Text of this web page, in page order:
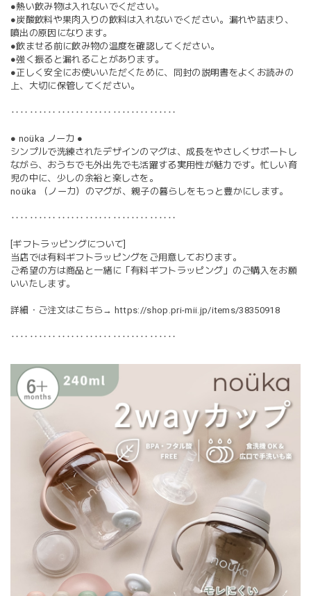
●熱い飲み物は入れないでください。
●炭酸飲料や果肉入りの飲料は入れないでください。漏れや詰まり、
噴出の原因になります。
●飲ませる前に飲み物の温度を確認してください。
●強く振ると漏れることがあります。
●正しく安全にお使いいただくために、同封の説明書をよくお読みの
上、大切に保管してください。
‥‥‥‥‥‥‥‥‥‥‥‥‥‥‥‥‥‥
● noüka ノーカ ●
シンプルで洗練されたデザインのマグは、成長をやさしくサポートし
ながら、おうちでも外出先でも活躍する実用性が魅力です。忙しい育
児の中に、少しの余裕と楽しさを。
noüka （ノーカ）のマグが、親子の暮らしをもっと豊かにします。
‥‥‥‥‥‥‥‥‥‥‥‥‥‥‥‥‥‥
[ギフトラッピングについて]
当店では有料ギフトラッピングをご用意しております。
ご希望の方は商品と一緒に「有料ギフトラッピング」のご購入をお願
いいたします。
詳細・ご注文はこちら→ https://shop.pri-mii.jp/items/38350918
‥‥‥‥‥‥‥‥‥‥‥‥‥‥‥‥‥‥